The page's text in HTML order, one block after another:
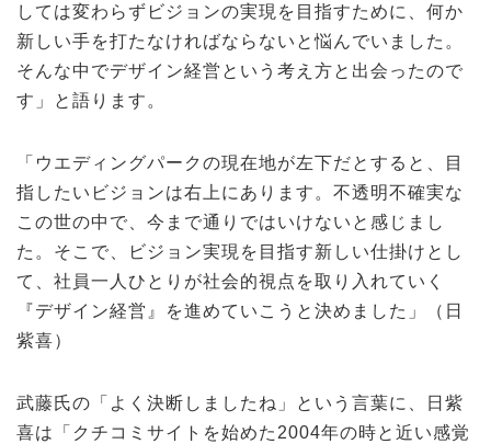
しては変わらずビジョンの実現を目指すために、何か
新しい手を打たなければならないと悩んでいました。
そんな中でデザイン経営という考え方と出会ったので
す」と語ります。
「ウエディングパークの現在地が左下だとすると、目
指したいビジョンは右上にあります。不透明不確実な
この世の中で、今まで通りではいけないと感じまし
た。そこで、ビジョン実現を目指す新しい仕掛けとし
て、社員一人ひとりが社会的視点を取り入れていく
『デザイン経営』を進めていこうと決めました」（日
紫喜）
武藤氏の「よく決断しましたね」という言葉に、日紫
喜は「クチコミサイトを始めた2004年の時と近い感覚